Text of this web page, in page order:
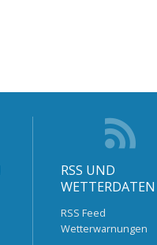
RSS UND
WETTERDATEN
RSS Feed
Wetterwarnungen